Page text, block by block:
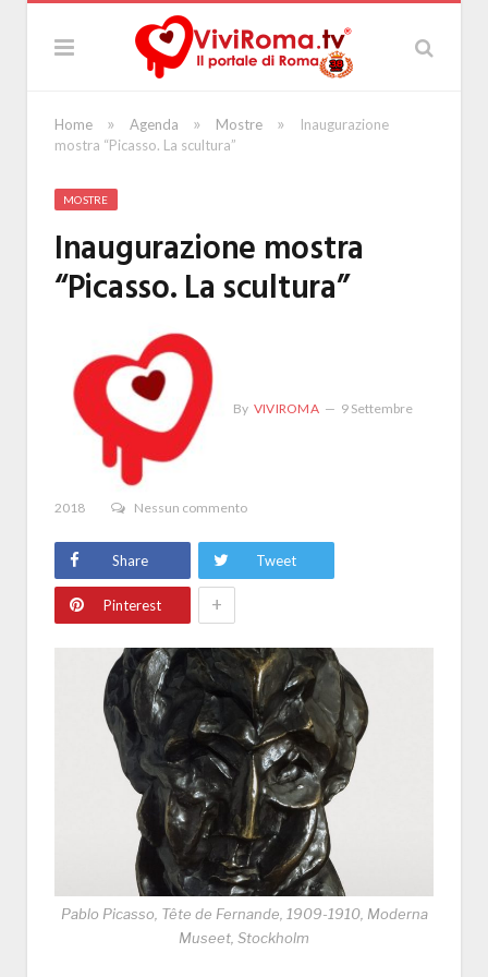
Home » Agenda » Mostre »
Inaugurazione
mostra “Picasso. La scultura”
MOSTRE
Inaugurazione mostra
“Picasso. La scultura”
By VIVIROMA 9 Settembre
2018 Nessun commento
Share Tweet
Pinterest +
Pablo Picasso, Tête de Fernande, 1909-1910, Moderna
Museet, Stockholm